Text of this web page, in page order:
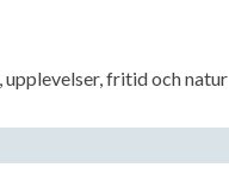
fritid och natur